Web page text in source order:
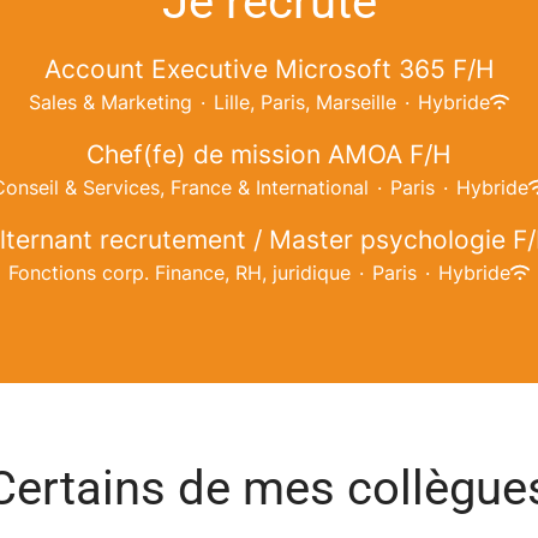
Account Executive Microsoft 365 F/H
Sales & Marketing · Lille, Paris, Marseille · Hybride
Chef(fe) de mission AMOA F/H
& Services, France & International · Paris · Hybride
recrutement / Master psychologie
Fonctions corp. Finance, RH, juridique · Paris · Hybride
de mes